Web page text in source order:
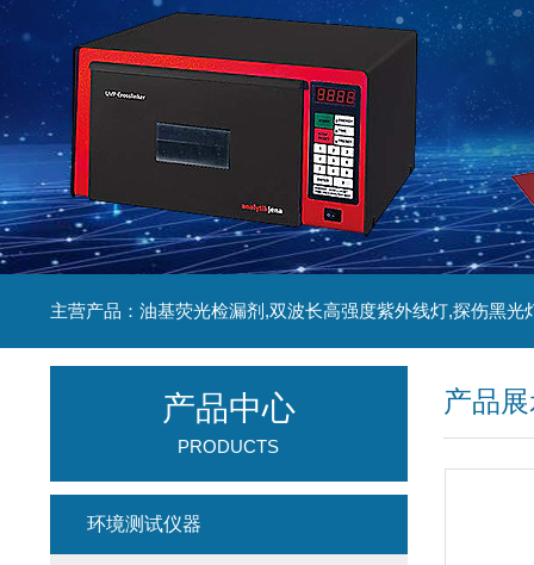
主营产品：油基荧光检漏剂,双波长高强度紫外线灯,探伤黑光
产品
产品中心
PRODUCTS
环境测试仪器